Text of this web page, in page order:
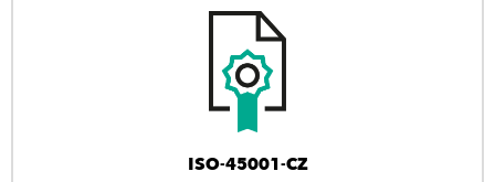
ISO-45001-CZ